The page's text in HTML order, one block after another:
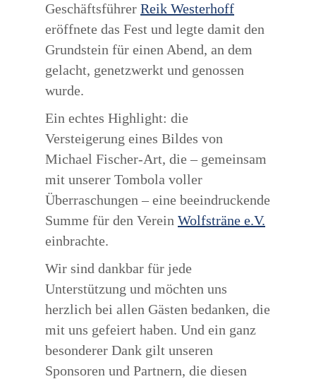
Geschäftsführer Reik Westerhoff
eröffnete das Fest und legte damit den
Grundstein für einen Abend, an dem
gelacht, genetzwerkt und genossen
wurde.
Ein echtes Highlight: die
Versteigerung eines Bildes von
Michael Fischer-Art, die – gemeinsam
mit unserer Tombola voller
Überraschungen – eine beeindruckende
Summe für den Verein Wolfsträne e.V.
einbrachte.
Wir sind dankbar für jede
Unterstützung und möchten uns
herzlich bei allen Gästen bedanken, die
mit uns gefeiert haben. Und ein ganz
besonderer Dank gilt unseren
Sponsoren und Partnern, die diesen